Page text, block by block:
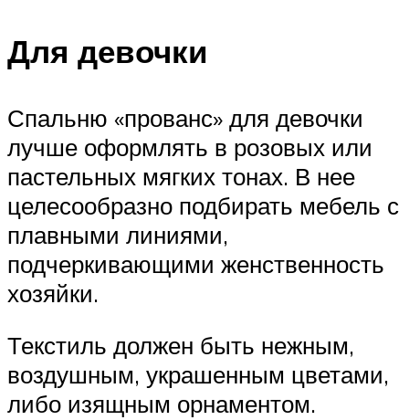
Для девочки
Спальню «прованс» для девочки
лучше оформлять в розовых или
пастельных мягких тонах. В нее
целесообразно подбирать мебель с
плавными линиями,
подчеркивающими женственность
хозяйки.
Текстиль должен быть нежным,
воздушным, украшенным цветами,
либо изящным орнаментом.